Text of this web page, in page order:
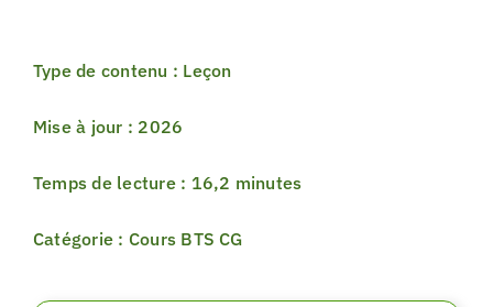
SUPPORT
Type de contenu : Leçon
Mise à jour : 2026
Temps de lecture : 16,2 minutes
Catégorie : Cours BTS CG